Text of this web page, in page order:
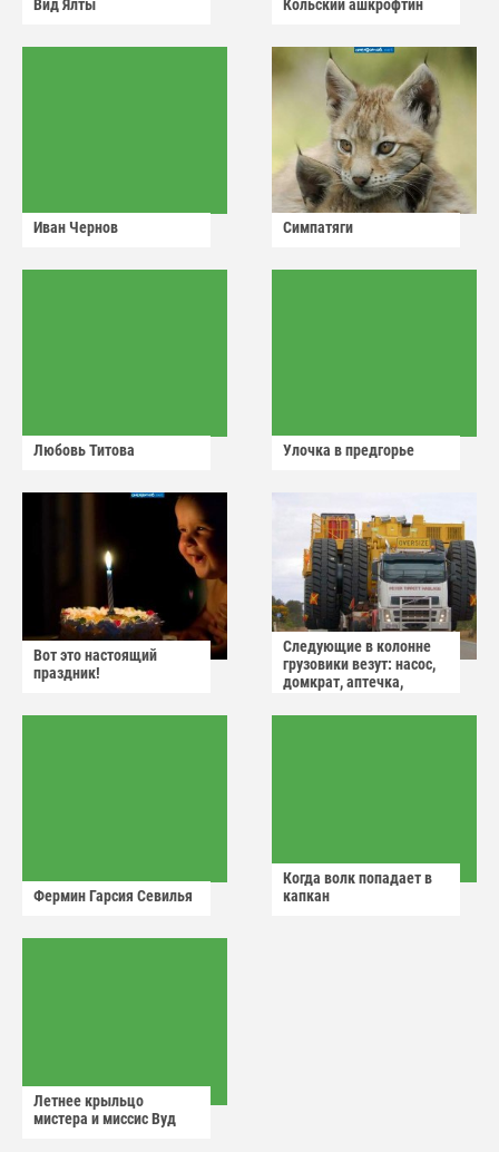
Вид Ялты Кольский ашкрофтин
Иван Чернов Симпатяги
Любовь Титова Улочка в предгорье
Вот это настоящий
праздник!
Следующие в колонне
грузовики везут: насос,
домкрат, аптечка,
Фермин Гарсия Севилья
Когда волк попадает в
капкан
Летнее крыльцо
мистера и миссис Вуд